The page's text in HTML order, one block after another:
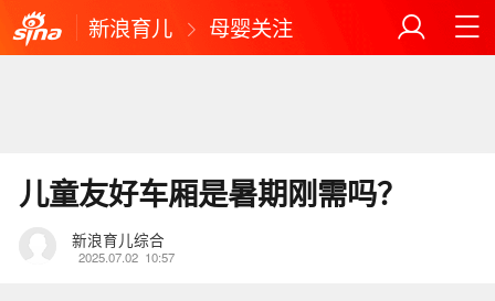
新浪育儿 母婴关注
儿童友好车厢是暑期刚需吗？
新浪育儿综合
2025.07.02 10:57